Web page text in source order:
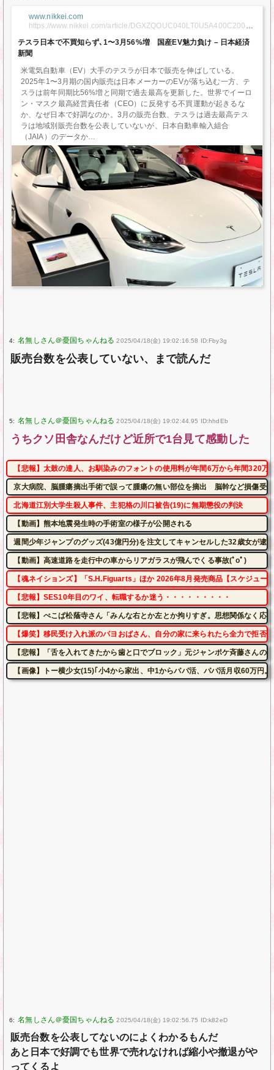
www.nikkei.com
https://www.nikkei.com/article/DGXZQOUC040LT0U5A400C20000
テスラ日本で不買知らず､1〜3月56%増 国産EV魅力負け – 日本経済
新聞
米電気自動車（EV）大手のテスラが日本で販売を伸ばしている。
2025年1〜3月期の国内販売は日本メーカーのEVが落ち込む一方、テ
スラは前年同期比56%増と同期で過去最高を更新した。世界でイーロ
ン・マスク最高経営責任者（CEO）に反発する不買運動が起きるな
か、なぜ日本で好調なのか。3月の販売台数、テスラは過去最高テス
ラは地域別販売台数を公表していないが、日本自動車輸入組合
（JAIA）のデータか
4: 2025/04/18(金) 19:02:16.58 ID:Fby3g
販売台数を公表していない、まで読んだ
5: 2025/04/18(金) 19:02:44.95 ID:hhdEb
うちクソ田舎なんだけど近所で1台見て感動した
【悲報】太鼓の達人、お馴染みのフォントの使用料が年間6万から年間320万
京大病院、脳腫瘍摘出手術で誤って腫瘍の無い部位を摘出 脳幹など損傷受
北海道江別大学生殺人事件、主犯格の川口被告(19)に無期懲役の判決
【動画】熊本地震発生時の手術室の様子が公開される
週間少年ジャンプのグッズ(43億円分)を注文してキャンセルした32歳女が逮捕
【動画】高速道路を走行中の車からリアガラスが飛んでくる事故(ﾟoﾟ)
【魂ネイションズ】「S.H.Figuarts」ほか 2026年8月発売商品【スケジュー
【悲報】SES10年目のワイ、転職するか迷う・・・・・・・・・
【悲報】ぺこぱ松蔭寺さん「みんな右とか左とか拘りすぎ。思想関係なく応
【爆笑】移民受け入れ派のパヨおばさん、自分の家に来られたら全力で拒否
【悲報】「舌を入れてきたから歯と口でブロック」元ジャンポケ斉藤さんの
【画像】トー横少女(15)｢小4から家出、中1からパパ活、パパ活月収60万円。
6: 2025/04/18(金) 19:02:56.75 ID:k82eD
販売台数を公表してないのによくわかるもんだ
あと日本で好調でも世界で売れなければ縮小や撤退がや
ってくるよ